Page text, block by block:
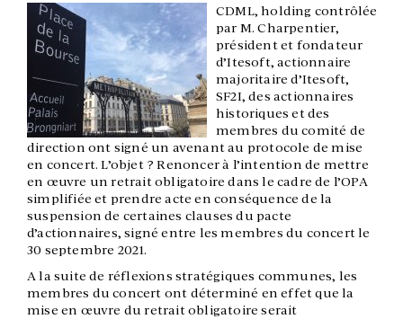
CDML, holding contrôlée
par M. Charpentier,
président et fondateur
d’Itesoft, actionnaire
majoritaire d’Itesoft,
SF2I, des actionnaires
historiques et des
membres du comité de
direction ont signé un avenant au protocole de mise
en concert. L’objet ? Renoncer à l’intention de mettre
en œuvre un retrait obligatoire dans le cadre de l’OPA
simplifiée et prendre acte en conséquence de la
suspension de certaines clauses du pacte
d’actionnaires, signé entre les membres du concert le
30 septembre 2021.
A la suite de réflexions stratégiques communes, les
membres du concert ont déterminé en effet que la
mise en œuvre du retrait obligatoire serait